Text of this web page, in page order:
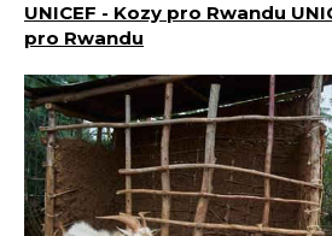
UNICEF - Kozy pro Rwandu
pro Rwandu